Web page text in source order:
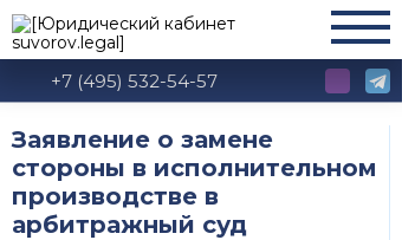
+7 (495) 532-54-57
Заявление о замене
стороны в исполнительном
производстве в
арбитражный суд